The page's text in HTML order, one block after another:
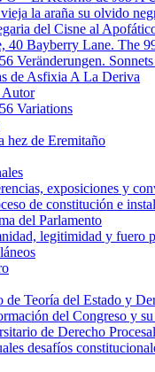
la araña su olvido
del Cisne al
40 Bayberry Lane. The
Veränderungen.
de Asfixia A La Deriva
Autor
Variations
hez de Eremitaño
exposiciones y
de constitución e
del Parlamento
legitimidad y fuero
de Teoría del Estado y
del Congreso y
de Derecho
desafíos